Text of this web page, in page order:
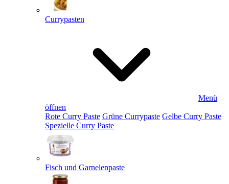
Currypasten
Menü
öffnen
Rote Curry Paste Grüne Currypaste Gelbe Curry Paste
Spezielle Curry Paste
Fisch und Garnelenpaste